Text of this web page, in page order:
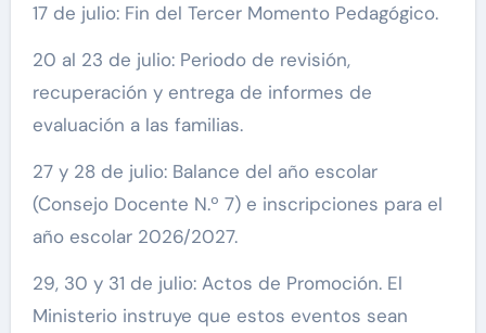
17 de julio: Fin del Tercer Momento Pedagógico.
20 al 23 de julio: Periodo de revisión,
recuperación y entrega de informes de
evaluación a las familias.
27 y 28 de julio: Balance del año escolar
(Consejo Docente N.º 7) e inscripciones para el
año escolar 2026/2027.
29, 30 y 31 de julio: Actos de Promoción. El
Ministerio instruye que estos eventos sean